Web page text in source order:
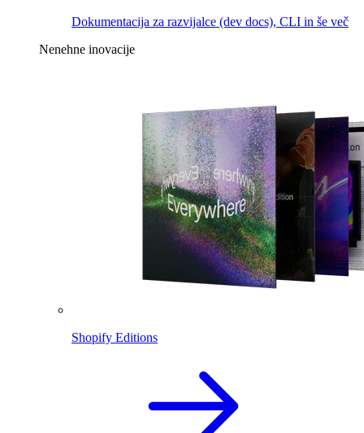
Dokumentacija za razvijalce (dev docs), CLI in še več
Nenehne inovacije
Shopify Editions